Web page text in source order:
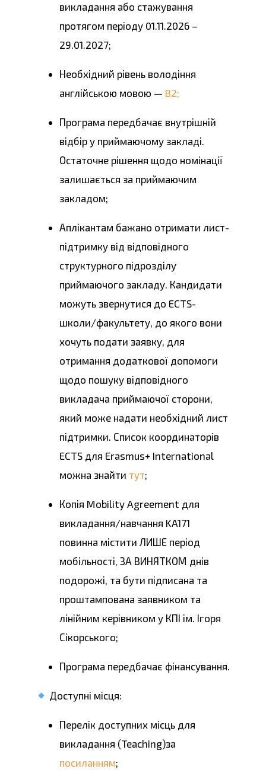
викладання або стажування
протягом періоду 01.11.2026 –
29.01.2027;
Необхідний рівень володіння
англійською мовою — B2;
Програма передбачає внутрішній
відбір у приймаючому закладі.
Остаточне рішення щодо номінації
залишається за приймаючим
закладом;
Аплікантам бажано отримати лист-
підтримку від відповідного
структурного підрозділу
приймаючого закладу. Кандидати
можуть звернутися до ECTS-
школи/факультету, до якого вони
хочуть подати заявку, для
отримання додаткової допомоги
щодо пошуку відповідного
викладача приймаючої сторони,
який може надати необхідний лист
підтримки. Список координаторів
ECTS для Erasmus+ International
можна знайти тут;
Копія Mobility Agreement для
викладання/навчання KA171
повинна містити ЛИШЕ період
мобільності, ЗА ВИНЯТКОМ днів
подорожі, та бути підписана та
проштампована заявником та
лінійним керівником у КПІ ім. Ігоря
Сікорського;
Програма передбачає фінансування.
Доступні місця:
Перелік доступних місць для
викладання (Teaching)за
посиланням;